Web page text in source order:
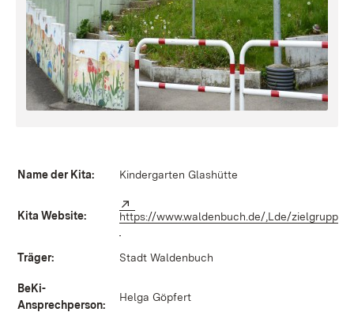
Name der Kita: Kindergarten Glashütte
Kita Website:
https://www.waldenbuch.de/,Lde/
Träger: Stadt Waldenbuch
BeKi-
Ansprechperson:
Helga Göpfert